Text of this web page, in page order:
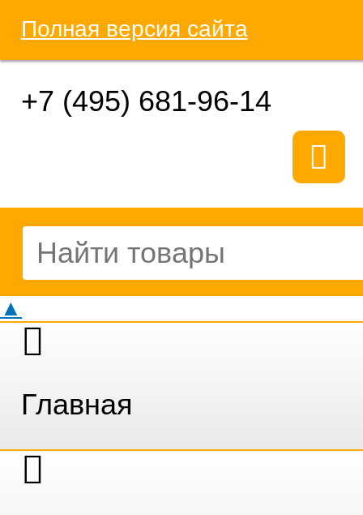
Полная версия сайта
+7 (495) 681-96-14
▲
Главная